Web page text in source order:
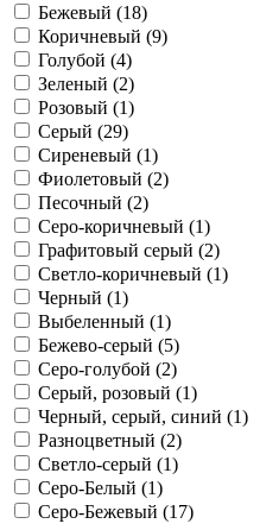
Бежевый (18)
Коричневый (9)
Голубой (4)
Зеленый (2)
Розовый (1)
Серый (29)
Сиреневый (1)
Фиолетовый (2)
Песочный (2)
Серо-коричневый (1)
Графитовый серый (2)
Светло-коричневый (1)
Черный (1)
Выбеленный (1)
Бежево-серый (5)
Серо-голубой (2)
Серый, розовый (1)
Черный, серый, синий (1)
Разноцветный (2)
Светло-серый (1)
Серо-Белый (1)
Серо-Бежевый (17)